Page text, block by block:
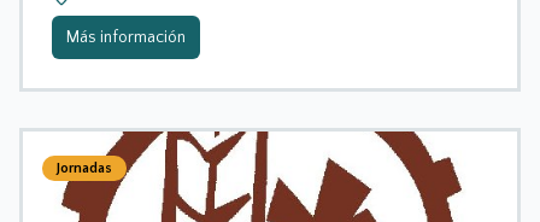
Más información
Jornadas